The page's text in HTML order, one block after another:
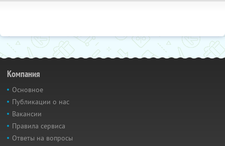
Компания
Основное
Публикации о нас
Вакансии
Правила сервиса
Ответы на вопросы